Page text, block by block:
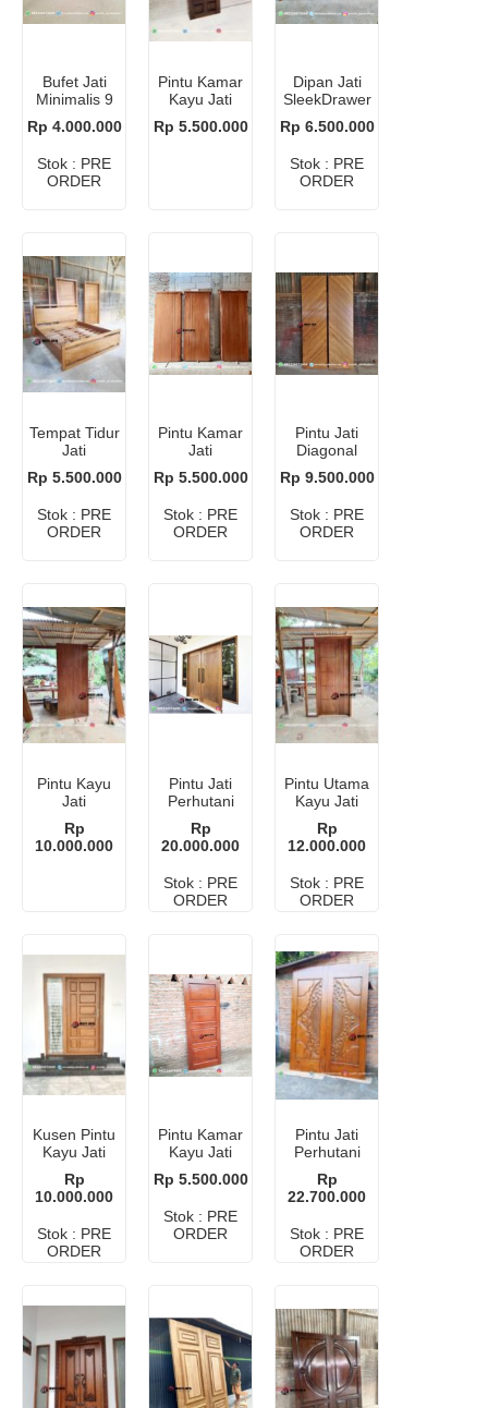
Bufet Jati
Minimalis 9
Rp 4.000.000
Stok : PRE
ORDER
Pintu Kamar
Kayu Jati
Panel
Rp 5.500.000
Dipan Jati
SleekDrawer
Rp 6.500.000
Stok : PRE
ORDER
Tempat Tidur
Jati
Rp 5.500.000
Stok : PRE
ORDER
Pintu Kamar
Jati
Rp 5.500.000
Stok : PRE
ORDER
Pintu Jati
Diagonal
Rp 9.500.000
Stok : PRE
ORDER
Pintu Kayu
Jati
Motif Garis
Simetris
Rp
10.000.000
Pintu Jati
Perhutani
Rp
20.000.000
Stok : PRE
ORDER
Pintu Utama
Kayu Jati
Rp
12.000.000
Stok : PRE
ORDER
Kusen Pintu
Kayu Jati
Rp
10.000.000
Stok : PRE
ORDER
Pintu Kamar
Kayu Jati
Rp 5.500.000
Stok : PRE
ORDER
Pintu Jati
Perhutani
Rp
22.700.000
Stok : PRE
ORDER